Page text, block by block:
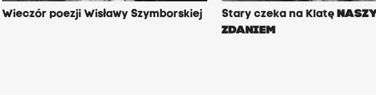
Wieczór poezji Wisławy Szymborskiej Stary czeka na Klatę
ZDANIEM